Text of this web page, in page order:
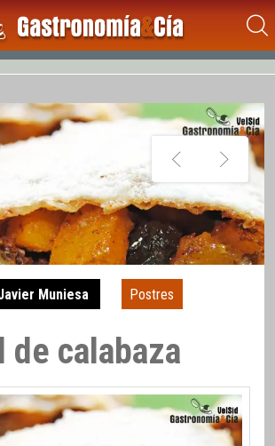
Muniesa Postres
de calabaza